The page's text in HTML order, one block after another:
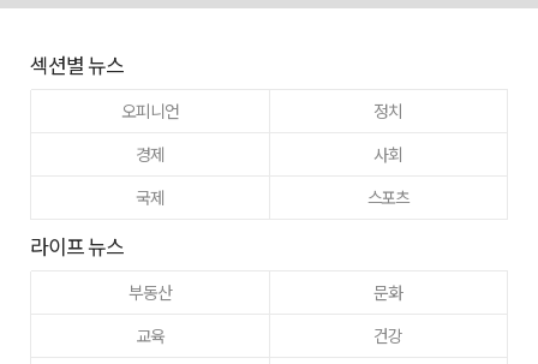
섹션별 뉴스
오피니언
정치
경제
사회
국제
스포츠
라이프 뉴스
부동산
문화
교육
건강